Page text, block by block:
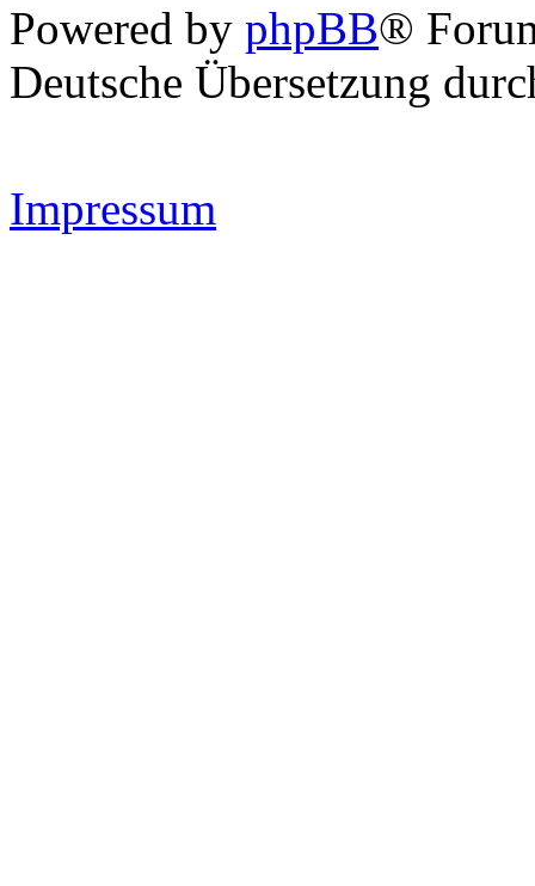
Powered by phpBB®
Deutsche Übersetzung
Impressum